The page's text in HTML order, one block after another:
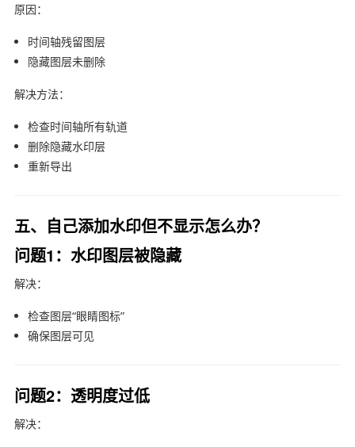
原因：
时间轴残留图层
隐藏图层未删除
解决方法：
检查时间轴所有轨道
删除隐藏水印层
重新导出
五、自己添加水印但不显示怎么办？
问题1：水印图层被隐藏
解决：
检查图层“眼睛图标”
确保图层可见
问题2：透明度过低
解决：